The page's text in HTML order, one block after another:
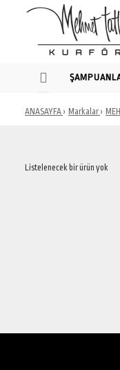
ANASAYFA Markalar
Listelenecek bir ürün yok